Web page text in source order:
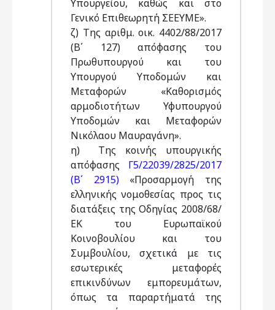
Υπουργείου, καθώς και στο
Γενικό Επιθεωρητή ΣΕΕΥΜΕ».
ζ) Της αριθμ. οικ. 4402/88/2017
(Β΄ 127) απόφασης του
Πρωθυπουργού και του
Υπουργού Υποδομών και
Μεταφορών «Καθορισμός
αρμοδιοτήτων Υφυπουργού
Υποδομών και Μεταφορών
Νικόλαου Μαυραγάνη».
η) Της κοινής υπουργικής
απόφασης Γ5/22039/2825/2017
(Β΄ 2915)«Προσαρμογή της
ελληνικής νομοθεσίας προς τις
διατάξεις της Οδηγίας 2008/68/
ΕΚ του Ευρωπαϊκού
Κοινοβουλίου και του
Συμβουλίου, σχετικά με τις
εσωτερικές μεταφορές
επικινδύνων εμπορευμάτων,
όπως τα παραρτήματά της